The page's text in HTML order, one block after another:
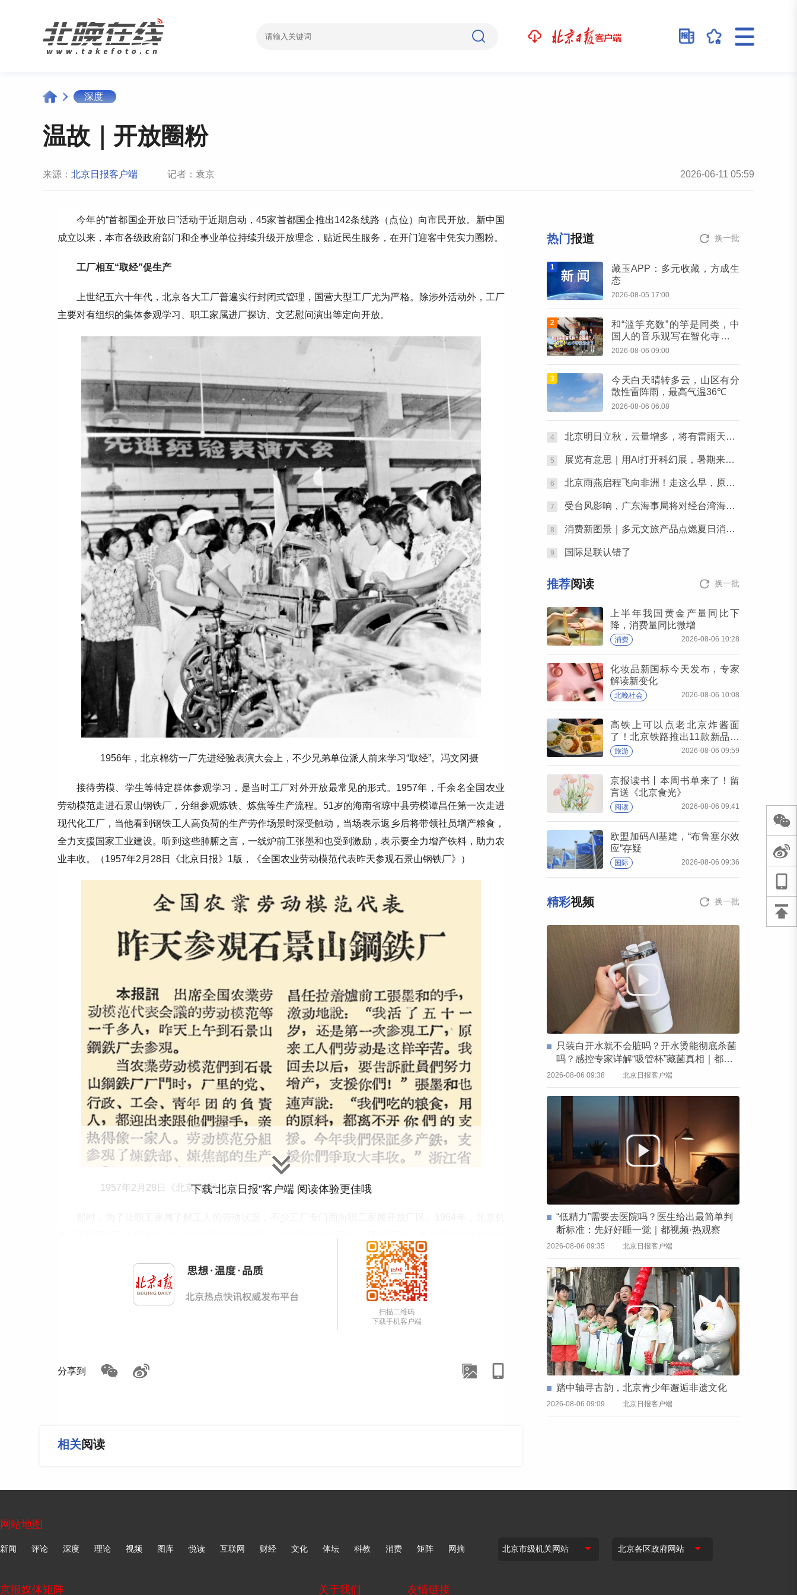
深度
温故｜开放圈粉
来源： 北京日报客户端 记者：袁京 2026-06-11 05:59
今年的“首都国企开放日”活动于近期启动，45家首都国企推出142条线路（点位）向市民开放。新中国
成立以来，本市各级政府部门和企事业单位持续升级开放理念，贴近民生服务，在开门迎客中凭实力圈粉。
工厂相互“取经”促生产
上世纪五六十年代，北京各大工厂普遍实行封闭式管理，国营大型工厂尤为严格。除涉外活动外，工厂
主要对有组织的集体参观学习、职工家属进厂探访、文艺慰问演出等定向开放。
1956年，北京棉纺一厂先进经验表演大会上，不少兄弟单位派人前来学习“取经”。冯文冈摄
接待劳模、学生等特定群体参观学习，是当时工厂对外开放最常见的形式。1957年，千余名全国农业
劳动模范走进石景山钢铁厂，分组参观炼铁、炼焦等生产流程。51岁的海南省琼中县劳模谭昌任第一次走进
现代化工厂，当他看到钢铁工人高负荷的生产劳作场景时深受触动，当场表示返乡后将带领社员增产粮食，
全力支援国家工业建设。听到这些肺腑之言，一线炉前工张墨和也受到激励，表示要全力增产铁料，助力农
业丰收。（1957年2月28日《北京日报》1版，《全国农业劳动模范代表昨天参观石景山钢铁厂》）
1957年2月28日《北京日报》1版
暑也要持续高温运转，工人每日还要人工添煤六七吨，家属们纷纷感慨：一线铁路工人真辛苦。不少家属坦
言，此前一直以为火车司机工作轻松，实地参观后才体会到他们的辛劳与责任重大。家属们纷纷表示，今后
会用心保障职工后勤，妥善打理家事，让他们在岗时能够精力充沛，无后顾之忧。（1964年7月25日《北京
日报》2版，《了解亲人工作 当好生产“后勤”》）
下载“北京日报”客户端 阅读体验更佳哦
扫描二维码
下载手机客户端
分享到
相关阅读
热门报道 换一批
1
藏玉APP：多元收藏，方成生
态
2026-08-05 17:00
2
和“滥竽充数”的竽是同类，中
国人的音乐观写在智化寺京音
乐的乐器里
2026-08-06 09:00
3
今天白天晴转多云，山区有分
散性雷阵雨，最高气温36℃
2026-08-06 06:08
4 北京明日立秋，云量增多，将有雷雨天气出没
5 展览有意思｜用AI打开科幻展，暑期来北京体验“南天门计划”科幻装备
6 北京雨燕启程飞向非洲！走这么早，原来跟主汛期有关
7 受台风影响，广东海事局将对经台湾海峡南口北上船舶实施交通管制
8 消费新图景｜多元文旅产品点燃夏日消费热潮
9 国际足联认错了
推荐阅读 换一批
上半年我国黄金产量同比下
降，消费量同比微增
消费 2026-08-06 10:28
化妆品新国标今天发布，专家
解读新变化
北晚社会 2026-08-06 10:08
高铁上可以点老北京炸酱面
了！北京铁路推出11款新品高
铁餐
旅游 2026-08-06 09:59
京报读书丨本周书单来了！留
言送《北京食光》
阅读 2026-08-06 09:41
欧盟加码AI基建，“布鲁塞尔效
应”存疑
国际 2026-08-06 09:36
精彩视频 换一批
只装白开水就不会脏吗？开水烫能彻底杀菌
吗？感控专家详解“吸管杯”藏菌真相｜都视
频·热观察
2026-08-06 09:38 北京日报客户端
“低精力”需要去医院吗？医生给出最简单判
断标准：先好好睡一觉｜都视频·热观察
2026-08-06 09:35 北京日报客户端
踏中轴寻古韵，北京青少年邂逅非遗文化
2026-08-06 09:09 北京日报客户端
网站地图
新闻 评论 深度 理论 视频 图库 悦读 互联网 财经 文化 体坛 科教 消费 矩阵 网摘
京报媒体矩阵 关于我们 友情链接